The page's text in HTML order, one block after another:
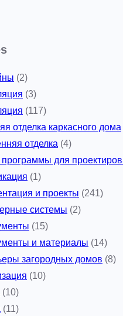
(2)
(3)
(117)
отделка каркасного дома
отделка (4)
для
(1)
и проекты (241)
системы (2)
(15)
и материалы (14)
загородных домов (8)
(10)
(10)
(11)